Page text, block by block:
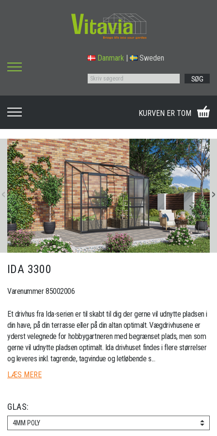
Danmark Sweden
SØG
KURVEN ER TOM
IDA 3300
Varenummer 85002006
Et drivhus fra Ida-serien er til skabt til dig der gerne vil udnytte pladsen i
din have, på din terrasse eller på din altan optimalt. Vægdrivhusene er
yderst velegnede for hobbygartneren med begrænset plads, men som
gerne vil udnytte pladsen optimalt. Ida drivhuset findes i flere størrelser
og leveres inkl. tagrende, tagvindue og letløbende s...
LÆS MERE
GLAS:
4MM POLY